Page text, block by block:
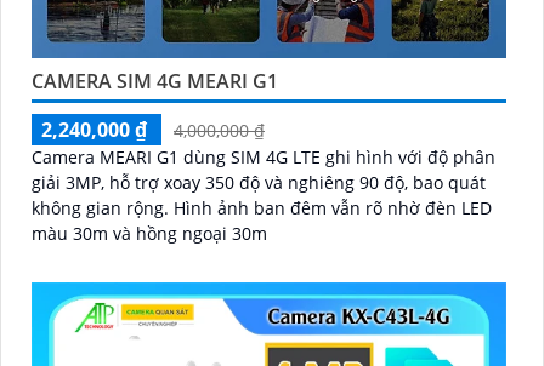
CAMERA SIM 4G MEARI G1
2,240,000 ₫
4,000,000 ₫
Camera MEARI G1 dùng SIM 4G LTE ghi hình với độ phân
giải 3MP, hỗ trợ xoay 350 độ và nghiêng 90 độ, bao quát
không gian rộng. Hình ảnh ban đêm vẫn rõ nhờ đèn LED
màu 30m và hồng ngoại 30m